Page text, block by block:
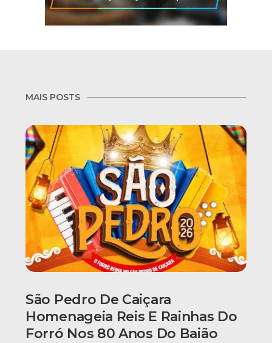
MAIS POSTS
São Pedro De Caiçara
Homenageia Reis E Rainhas Do
Forró Nos 80 Anos Do Baião